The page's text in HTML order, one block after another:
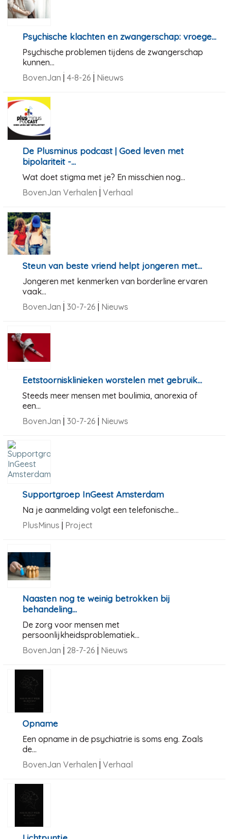
Psychische klachten en zwangerschap: vroege...
Psychische problemen tijdens de zwangerschap
kunnen...
BovenJan | 4-8-26 | Nieuws
De Plusminus podcast | Goed leven met
bipolariteit -...
Wat doet stigma met je? En misschien nog...
BovenJan Verhalen | Verhaal
Steun van beste vriend helpt jongeren met...
Jongeren met kenmerken van borderline ervaren
vaak...
BovenJan | 30-7-26 | Nieuws
Eetstoornisklinieken worstelen met gebruik...
Steeds meer mensen met boulimia, anorexia of
een...
BovenJan | 30-7-26 | Nieuws
Supportgroep InGeest Amsterdam
Na je aanmelding volgt een telefonische...
PlusMinus | Project
Naasten nog te weinig betrokken bij
behandeling...
De zorg voor mensen met
persoonlijkheidsproblematiek...
BovenJan | 28-7-26 | Nieuws
Opname
Een opname in de psychiatrie is soms eng. Zoals
de...
BovenJan Verhalen | Verhaal